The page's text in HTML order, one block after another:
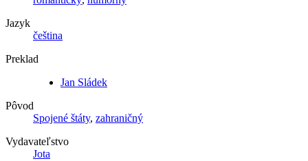
Jazyk
čeština
Preklad
Jan Sládek
Pôvod
Spojené štáty, zahraničný
Vydavateľstvo
Jota